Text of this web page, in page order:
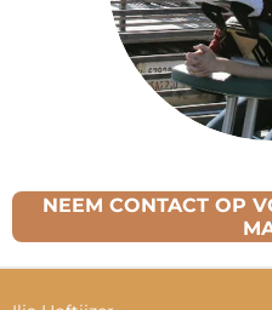
NEEM CONTACT OP